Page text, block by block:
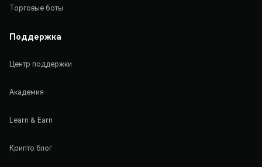
Торговые боты
Поддержка
Центр поддержки
Академия
Learn & Earn
Крипто блог